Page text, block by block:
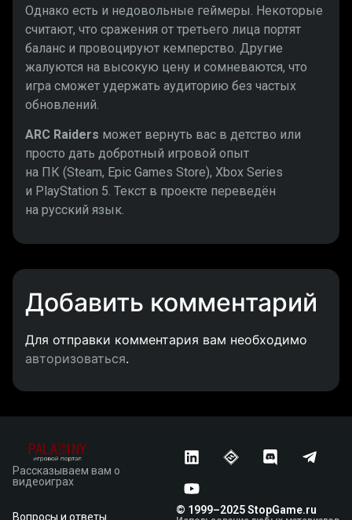
Однако есть и недовольные геймеры. Некоторые
считают, что сражения от третьего лица портят
баланс и провоцируют кемперство. Другие
жалуются на высокую цену и сомневаются, что
игра сможет удержать аудиторию без частых
обновлений.
ARC Raiders может вернуть вас в детство или
просто дать добротный игровой опыт
на ПК (Steam, Epic Games Store), Xbox Series
и PlayStation 5. Текст в проекте переведён
на русский язык.
Добавить комментарий
Для отправки комментария вам необходимо
авторизоваться.
Рассказываем вам о
видеоиграх
Вопросы и ответы
© 1999–2025 StopGame.ru